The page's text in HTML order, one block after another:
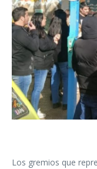
Los gremios que